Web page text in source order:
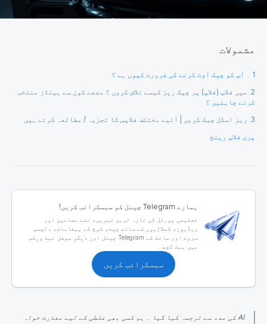
مشمولات
1 ۔ آپ کو چیک آؤٹ کرنے کی ضرورت کیوں ہے ؟
2. میں فلاپ (فلاپ) پر چیک ریز کیسے تلاش کروں ؟ مجھے کون سے ہینڈز منتخب
کرنے چاہئیں ؟
3. ریز اسکل چیک کریں | آئیے مختلف فلاپس کا تجزیہ / مطالعہ کرتے ہیں
پری فلاپ رینج
ہمارے Telegram چینل کو سبسکرائب کریں!
تعلیمی پورٹل کی تازہ ترین خبریں، نئے مضامین اور
ویڈیوز، کھلاڑیوں کے ساتھ چیٹ، کوچ کے پیغامات، دلچسپ
سروے اور سائٹ کے Telegram چینل اور دیگر سوشل نیٹ ورکس
میں بہت کچھ ۔
سبسکرائب کریں
AI کی مدد سے ترجمہ کیا گیا ۔ ہم کسی بھی غلطی کے لیے معذرت خواہ